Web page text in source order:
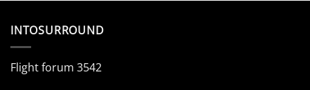
INTOSURROUND
Flight forum 3542